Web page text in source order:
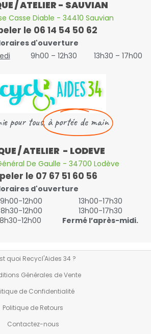
/ ATELIER - SAUVIAN
Casse Diable - 34410 Sauvian
le 06 14 54 50 62
d'ouverture
9h00 – 12h30 13h30 – 17h00
pour tous,à portée de main
/ ATELIER - LODEVE
De Gaulle - 34700 Lodève
le 07 67 51 60 56
d'ouverture
9h00-12h00
13h00-17h30
8h30-12h00
13h00-17h30
8h30-12h00 Fermé l’après-midi.
quoi Recycl'Aides 34 ?
Générales de Vente
de Confidentialité
Politique de Retours
Contactez-nous